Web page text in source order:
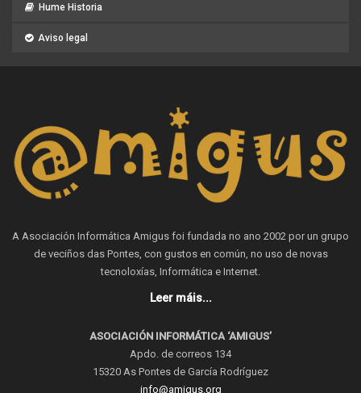
Hume Historia
Aviso legal
A Asociación Informática Amigus foi fundada no ano 2002 por un grupo
de veciños das Pontes, con gustos en común, no uso de novas
tecnoloxías, Informática e Internet.
Leer máis...
ASOCIACIÓN INFORMÁTICA ‘AMIGUS’
Apdo. de correos 134
15320 As Pontes de García Rodríguez
info@amigus.org